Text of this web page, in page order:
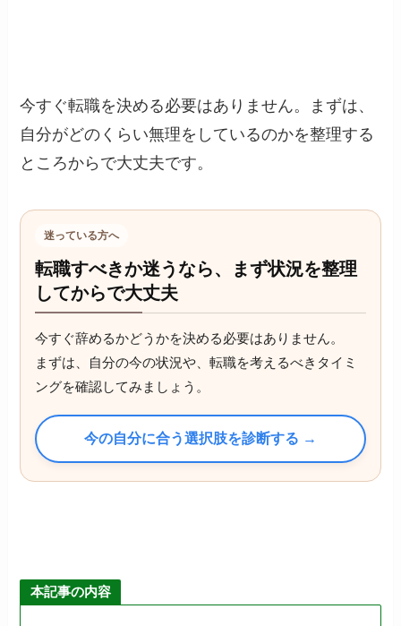
今すぐ転職を決める必要はありません。まずは、
自分がどのくらい無理をしているのかを整理する
ところからで大丈夫です。
迷っている方へ
転職すべきか迷うなら、まず状況を整理
してからで大丈夫
今すぐ辞めるかどうかを決める必要はありません。
まずは、自分の今の状況や、転職を考えるべきタイミ
ングを確認してみましょう。
今の自分に合う選択肢を診断する →
本記事の内容